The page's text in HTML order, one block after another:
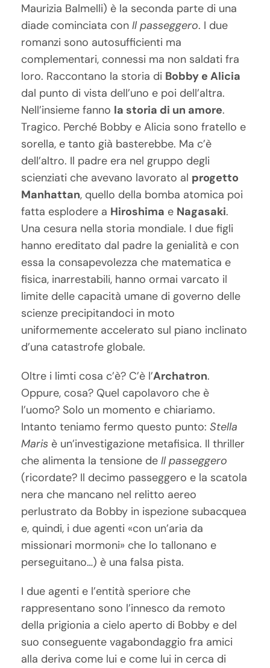
Maurizia Balmelli) è la seconda parte di una
diade cominciata conIl passeggero. I due
romanzi sono autosufficienti ma
complementari, connessi ma non saldati fra
loro. Raccontano la storia di Bobby e Alicia
dal punto di vista dell’uno e poi dell’altra.
Nell’insieme fanno la storia di un amore.
Tragico. Perché Bobby e Alicia sono fratello e
sorella, e tanto già basterebbe. Ma c’è
dell’altro. Il padre era nel gruppo degli
scienziati che avevano lavorato al progetto
Manhattan, quello della bomba atomica poi
fatta esplodere a Hiroshima e Nagasaki.
Una cesura nella storia mondiale. I due figli
hanno ereditato dal padre la genialità e con
essa la consapevolezza che matematica e
fisica, inarrestabili, hanno ormai varcato il
limite delle capacità umane di governo delle
scienze precipitandoci in moto
uniformemente accelerato sul piano inclinato
d’una catastrofe globale.
Oltre i limti cosa c’è? C’è l’Archatron.
Oppure, cosa? Quel capolavoro che è
l’uomo? Solo un momento e chiariamo.
Intanto teniamo fermo questo punto:Stella
Maris è un’investigazione metafisica. Il thriller
che alimenta la tensione deIl passeggero
(ricordate? Il decimo passeggero e la scatola
nera che mancano nel relitto aereo
perlustrato da Bobby in ispezione subacquea
e, quindi, i due agenti «con un’aria da
missionari mormoni» che lo tallonano e
perseguitano…) è una falsa pista.
I due agenti e l’entità speriore che
rappresentano sono l’innesco da remoto
della prigionia a cielo aperto di Bobby e del
suo conseguente vagabondaggio fra amici
alla deriva come lui e come lui in cerca di